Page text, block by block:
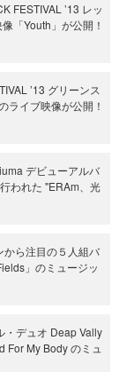
FESTIVAL ’13 レッ
「Youth」が公開！
’13 グリーンス
ライブ映像が公開！
デビューアルバ
われた "ERAm、光
から注目の５人組バ
」のミュージッ
・デュオ Deap Vally
For My Body のミュ